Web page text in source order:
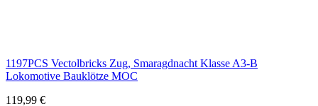
1197PCS Vectolbricks Zug, Smaragdnacht Klasse A3-B
Lokomotive Bauklötze MOC
119,99 €